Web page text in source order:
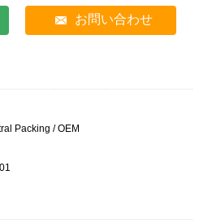
お問い合わせ
Packing / OEM